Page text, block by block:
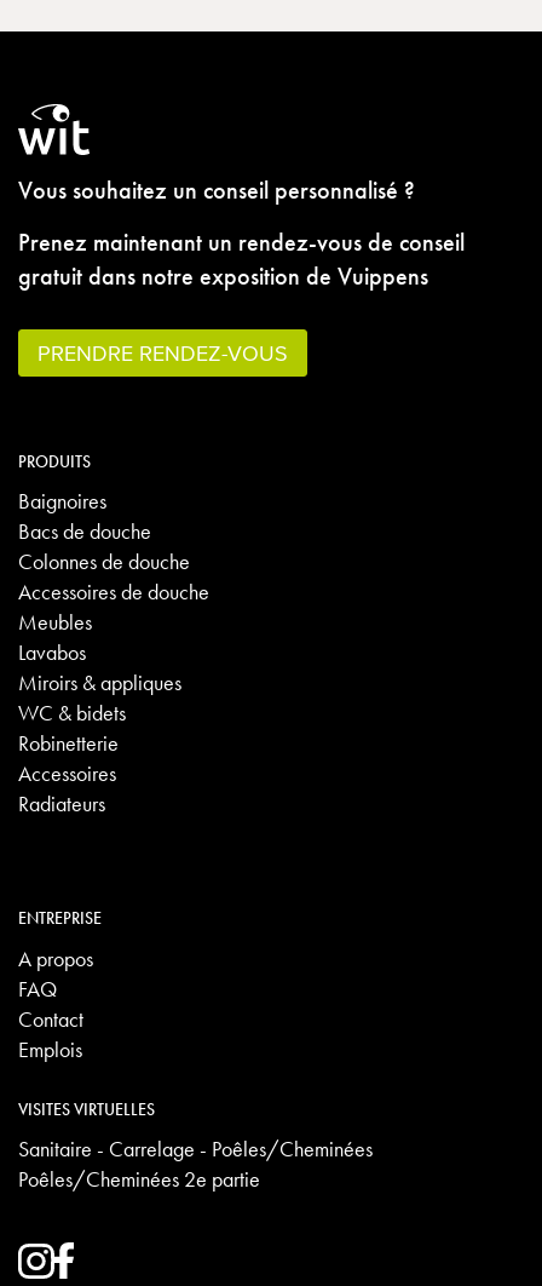
Vous souhaitez un conseil personnalisé ?
Prenez maintenant un rendez-vous de conseil
gratuit dans notre exposition de Vuippens
PRENDRE RENDEZ-VOUS
PRODUITS
Baignoires
Bacs de douche
Colonnes de douche
Accessoires de douche
Meubles
Lavabos
Miroirs & appliques
WC & bidets
Robinetterie
Accessoires
Radiateurs
ENTREPRISE
A propos
FAQ
Contact
Emplois
VISITES VIRTUELLES
Sanitaire - Carrelage - Poêles/Cheminées
Poêles/Cheminées 2e partie